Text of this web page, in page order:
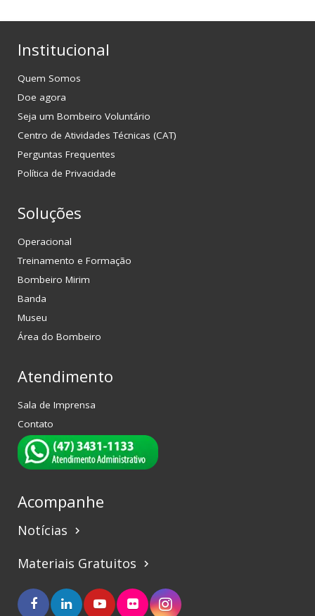
Institucional
Quem Somos
Doe agora
Seja um Bombeiro Voluntário
Centro de Atividades Técnicas (CAT)
Perguntas Frequentes
Política de Privacidade
Soluções
Operacional
Treinamento e Formação
Bombeiro Mirim
Banda
Museu
Área do Bombeiro
Atendimento
Sala de Imprensa
Contato
Acompanhe
Notícias keyboard_arrow_right
Materiais Gratuitos keyboard_arrow_right